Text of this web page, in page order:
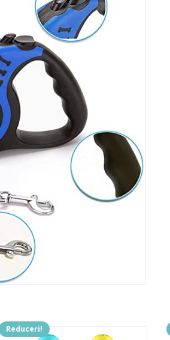
Reduceri!
Acest